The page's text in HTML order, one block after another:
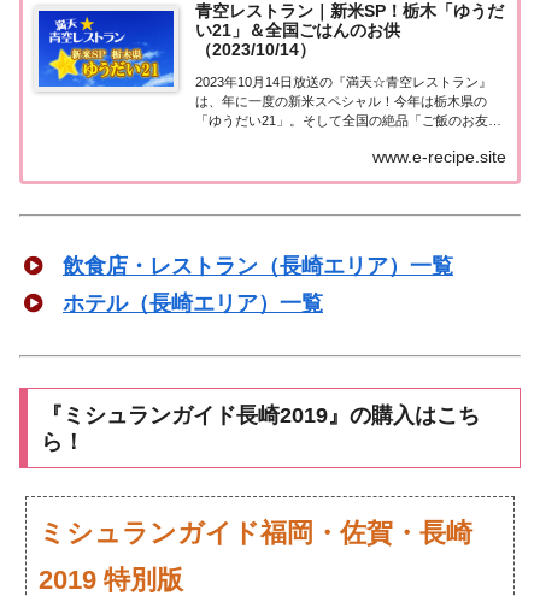
青空レストラン｜新米SP！栃木「ゆうだ
い21」＆全国ごはんのお供
（2023/10/14）
2023年10月14日放送の『満天☆青空レストラン』
は、年に一度の新米スペシャル！今年は栃木県の
「ゆうだい21」。そして全国の絶品「ご飯のお友」
SP「ゆうだい21」今日は年に一度の新米SP！今年
の...
www.e-recipe.site
飲食店・レストラン（長崎エリア）一覧
ホテル（長崎エリア）一覧
『ミシュランガイド長崎2019』の購入はこち
ら！
ミシュランガイド福岡・佐賀・長崎
2019 特別版